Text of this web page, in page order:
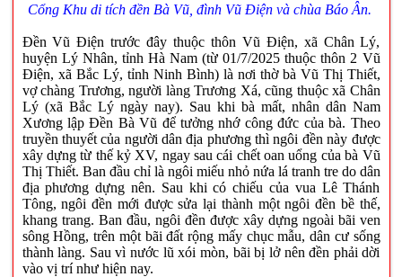
Cổng Khu di tích đền Bà Vũ, đình Vũ Điện và chùa Báo Ân.
Đền Vũ Điện trước đây thuộc thôn Vũ Điện, xã Chân Lý,
huyện Lý Nhân, tỉnh Hà Nam (từ 01/7/2025 thuộc thôn 2 Vũ
Điện, xã Bắc Lý, tỉnh Ninh Bình) là nơi thờ bà Vũ Thị Thiết,
vợ chàng Trương, người làng Trương Xá, cũng thuộc xã Chân
Lý (xã Bắc Lý ngày nay). Sau khi bà mất, nhân dân Nam
Xương lập Đền Bà Vũ để tưởng nhớ công đức của bà. Theo
truyền thuyết của người dân địa phương thì ngôi đền này được
xây dựng từ thế kỷ XV, ngay sau cái chết oan uổng của bà Vũ
Thị Thiết. Ban đầu chỉ là ngôi miếu nhỏ nứa lá tranh tre do dân
địa phương dựng nên. Sau khi có chiếu của vua Lê Thánh
Tông, ngôi đền mới được sửa lại thành một ngôi đền bề thế,
khang trang. Ban đầu, ngôi đền được xây dựng ngoài bãi ven
sông Hồng, trên một bãi đất rộng mấy chục mẫu, dân cư sống
thành làng. Sau vì nước lũ xói mòn, bãi bị lở nên đền phải dời
vào vị trí như hiện nay.